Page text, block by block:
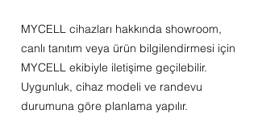
MYCELL cihazları hakkında showroom,
canlı tanıtım veya ürün bilgilendirmesi için
MYCELL ekibiyle iletişime geçilebilir.
Uygunluk, cihaz modeli ve randevu
durumuna göre planlama yapılır.